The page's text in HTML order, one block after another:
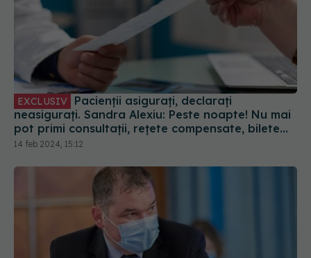
EXCLUSIV
neasigurați. Sandra Alexiu: Peste noapte! Nu mai
pot primi consultații, rețete compensate, bilete
de trimitere, nimic!
14 feb 2024, 15:12